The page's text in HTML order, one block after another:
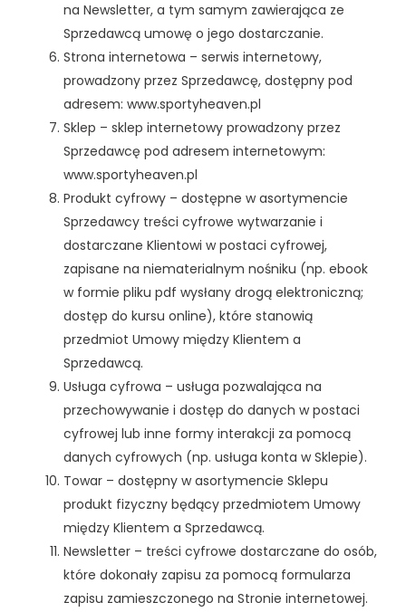
na Newsletter, a tym samym zawierająca ze
Sprzedawcą umowę o jego dostarczanie.
Strona internetowa – serwis internetowy,
prowadzony przez Sprzedawcę, dostępny pod
adresem: www.sportyheaven.pl
Sklep – sklep internetowy prowadzony przez
Sprzedawcę pod adresem internetowym:
www.sportyheaven.pl
Produkt cyfrowy – dostępne w asortymencie
Sprzedawcy treści cyfrowe wytwarzanie i
dostarczane Klientowi w postaci cyfrowej,
zapisane na niematerialnym nośniku (np. ebook
w formie pliku pdf wysłany drogą elektroniczną;
dostęp do kursu online), które stanowią
przedmiot Umowy między Klientem a
Sprzedawcą.
Usługa cyfrowa – usługa pozwalająca na
przechowywanie i dostęp do danych w postaci
cyfrowej lub inne formy interakcji za pomocą
danych cyfrowych (np. usługa konta w Sklepie).
Towar – dostępny w asortymencie Sklepu
produkt fizyczny będący przedmiotem Umowy
między Klientem a Sprzedawcą.
Newsletter – treści cyfrowe dostarczane do osób,
które dokonały zapisu za pomocą formularza
zapisu zamieszczonego na Stronie internetowej.